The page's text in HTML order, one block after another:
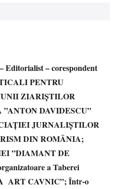
– corespondent
PENTRU
ZIARIȘTILOR
DAVIDESCU”
JURNALIȘTILOR
DIN ROMÂNIA;
”DIAMANT DE
a Taberei
ART CAVNIC”;Într-o